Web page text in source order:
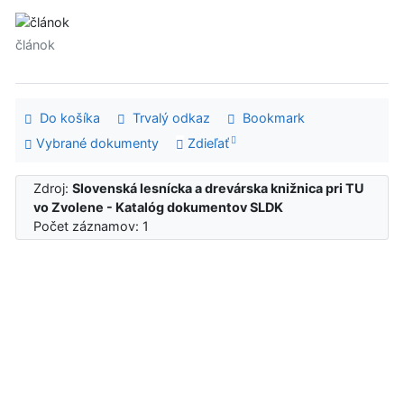
článok
Do košíka Trvalý odkaz
Bookmark
Vybrané dokumenty
Zdieľať
Zdroj:Slovenská lesnícka a drevárska knižnica pri TU
vo Zvolene - Katalóg dokumentov SLDK
Počet záznamov: 1